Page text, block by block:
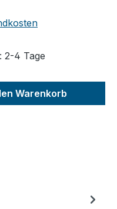
2-4 Tage
Warenkorb